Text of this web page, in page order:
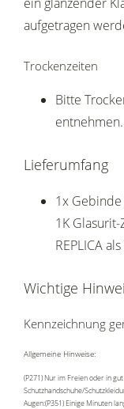
aufgetragen
Trockenzeiten
Bitte
entnehmen.
Lieferumfang
1x
1K Glasurit-
REPLICA
Wichtige
Kennzeichnung
Allgemeine Hinweise:
(P271) Nur im Freien oder in
Schutzhandschuhe/
Augen:(P351) Einige Minuten